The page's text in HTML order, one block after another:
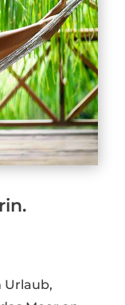
Urlaub,